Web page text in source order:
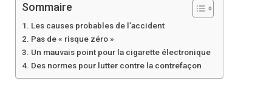
Sommaire
Les causes probables de l’accident
Pas de « risque zéro »
Un mauvais point pour la cigarette électronique
Des normes pour lutter contre la contrefaçon